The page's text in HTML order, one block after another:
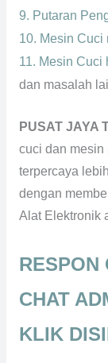
9. Putaran
10. Mesin Cuci
11. Mesin Cuci
dan masalah
PUSAT JAYA
cuci dan mesin
terpercaya
dengan
Alat Elektronik
RESPON
CHAT
KLIK